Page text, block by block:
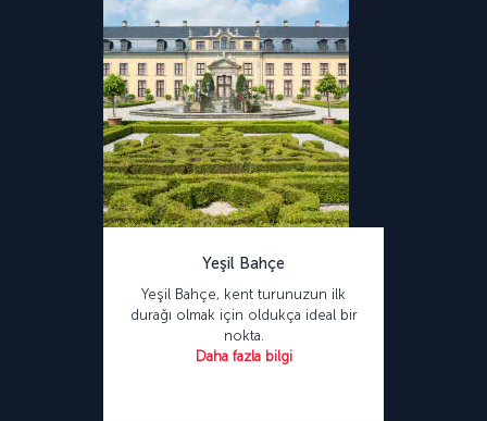
Yeşil Bahçe
Yeşil Bahçe, kent turunuzun ilk
durağı olmak için oldukça ideal bir
nokta.
Daha fazla bilgi